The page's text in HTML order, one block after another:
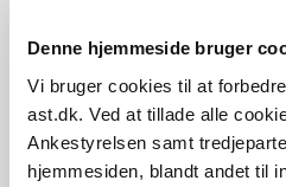
Denne hjemmeside bruger
Vi bruger cookies til at
ast.dk. Ved at tillade alle
Ankestyrelsen samt
hjemmesiden, blandt andet til
11755-76